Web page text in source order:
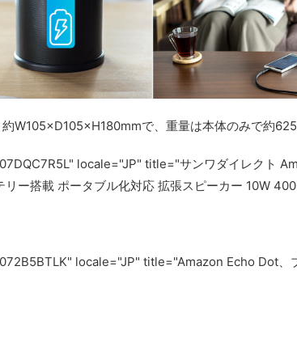
W105×D105×H180mmで、重量は本体のみで約
locale="JP" title="サンワダイレクト
リー搭載 ポータブル化対応 拡張スピーカー 10W
locale="JP" title="Amazon Echo Dot、